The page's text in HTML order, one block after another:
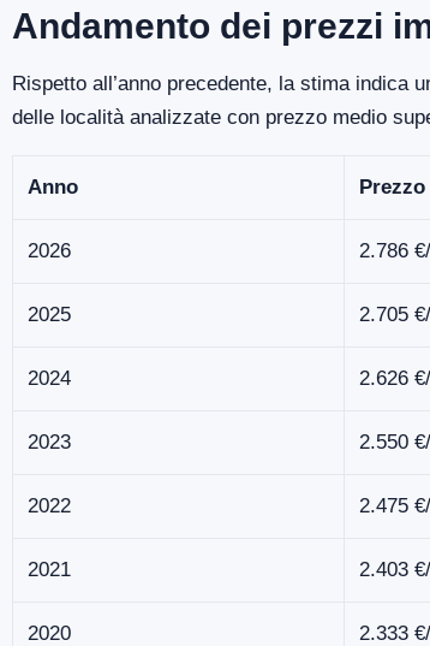
Andamento dei prezzi
Rispetto all’anno precedente, la stima indica
delle località analizzate con prezzo medio
Anno
2026 2.786
2025 2.705
2024 2.626
2023 2.550
2022 2.475
2021 2.403
2020 2.333